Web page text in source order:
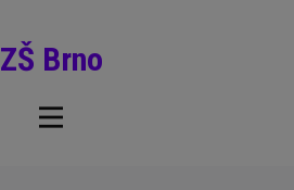
ZŠ Brno